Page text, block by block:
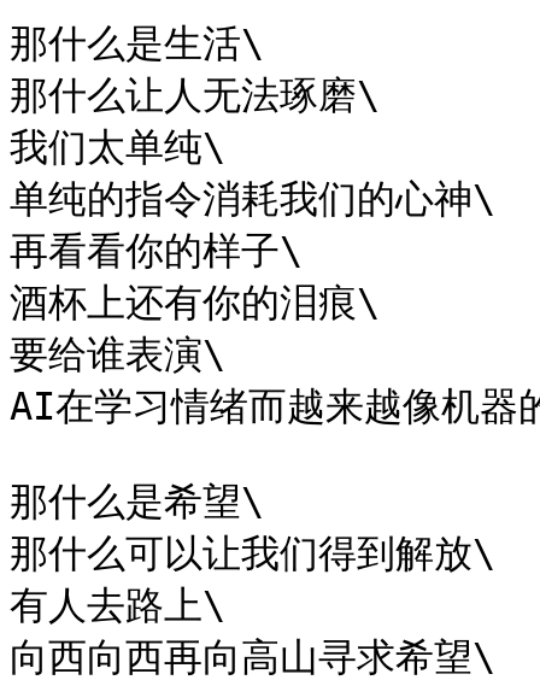
那什么是生活\
那什么让人无法琢磨\
我们太单纯\
单纯的指令消耗我们的心神\
再看看你的样子\
酒杯上还有你的泪痕\
要给谁表演\
AI在学习情绪而越来越像机器
那什么是希望\
那什么可以让我们得到解放\
有人去路上\
向西向西再向高山寻求希望\